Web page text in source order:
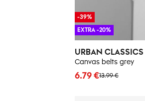
URBAN CLASSICS
Canvas belts grey
13.99 €
6.79 €
-39%
EXTRA -20%